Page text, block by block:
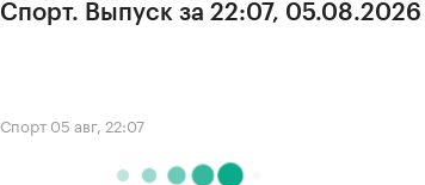
Спорт. Выпуск за 22:07, 05.08.2026
Спорт 05 авг, 22:07